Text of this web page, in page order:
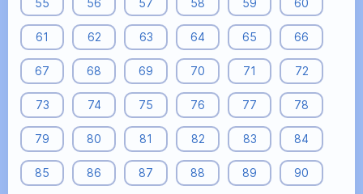
61 62 63 64 65 66
67 68 69 70 71 72
73 74 75 76 77 78
79 80 81 82 83 84
85 86 87 88 89 90